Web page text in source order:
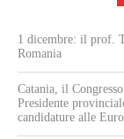
1 dicembre: il prof.
Romania
Catania, il
Presidente
candidature alle